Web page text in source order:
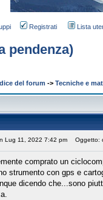
Registrati Lista
pendenza)
del forum -> Tecniche e
Lug 11, 2022 7:42 pm Oggetto:
comprato un
strumento con gps e
dicendo che...sono